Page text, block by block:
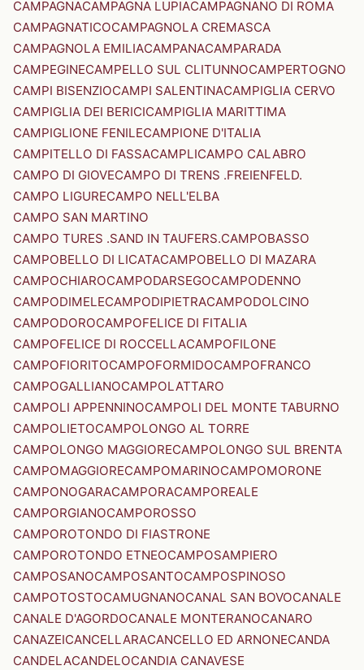
CAMPAGNACAMPAGNA LUPIACAMPAGNANO DI ROMA
CAMPAGNATICOCAMPAGNOLA CREMASCA
CAMPAGNOLA EMILIACAMPANACAMPARADA
CAMPEGINECAMPELLO SUL CLITUNNOCAMPERTOGNO
CAMPI BISENZIOCAMPI SALENTINACAMPIGLIA CERVO
CAMPIGLIA DEI BERICICAMPIGLIA MARITTIMA
CAMPIGLIONE FENILECAMPIONE D'ITALIA
CAMPITELLO DI FASSACAMPLICAMPO CALABRO
CAMPO DI GIOVECAMPO DI TRENS .FREIENFELD.
CAMPO LIGURECAMPO NELL'ELBA
CAMPO SAN MARTINO
CAMPO TURES .SAND IN TAUFERS.CAMPOBASSO
CAMPOBELLO DI LICATACAMPOBELLO DI MAZARA
CAMPOCHIAROCAMPODARSEGOCAMPODENNO
CAMPODIMELECAMPODIPIETRACAMPODOLCINO
CAMPODOROCAMPOFELICE DI FITALIA
CAMPOFELICE DI ROCCELLACAMPOFILONE
CAMPOFIORITOCAMPOFORMIDOCAMPOFRANCO
CAMPOGALLIANOCAMPOLATTARO
CAMPOLI APPENNINOCAMPOLI DEL MONTE TABURNO
CAMPOLIETOCAMPOLONGO AL TORRE
CAMPOLONGO MAGGIORECAMPOLONGO SUL BRENTA
CAMPOMAGGIORECAMPOMARINOCAMPOMORONE
CAMPONOGARACAMPORACAMPOREALE
CAMPORGIANOCAMPOROSSO
CAMPOROTONDO DI FIASTRONE
CAMPOROTONDO ETNEOCAMPOSAMPIERO
CAMPOSANOCAMPOSANTOCAMPOSPINOSO
CAMPOTOSTOCAMUGNANOCANAL SAN BOVOCANALE
CANALE D'AGORDOCANALE MONTERANOCANARO
CANAZEICANCELLARACANCELLO ED ARNONECANDA
CANDELACANDELOCANDIA CANAVESE